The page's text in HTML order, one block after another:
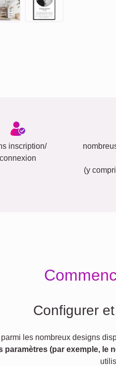
inscription/
connexion
(y
Configurer
les nombreux designs
paramètres (par exemple, le